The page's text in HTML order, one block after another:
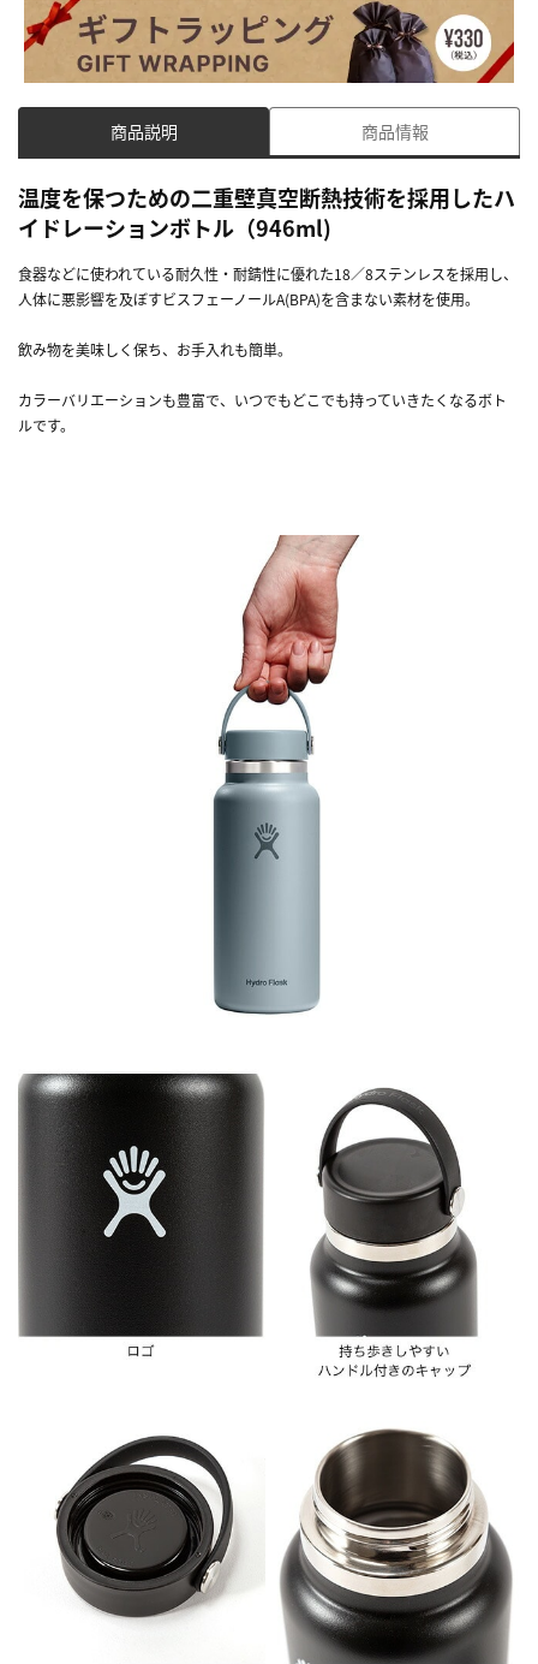
商品説明 商品情報
温度を保つための二重壁真空断熱技術を採用したハ
イドレーションボトル（946ml)
食器などに使われている耐久性・耐錆性に優れた18／8ステンレスを採用し、
人体に悪影響を及ぼすビスフェーノールA(BPA)を含まない素材を使用。
飲み物を美味しく保ち、お手入れも簡単。
カラーバリエーションも豊富で、いつでもどこでも持っていきたくなるボト
ルです。